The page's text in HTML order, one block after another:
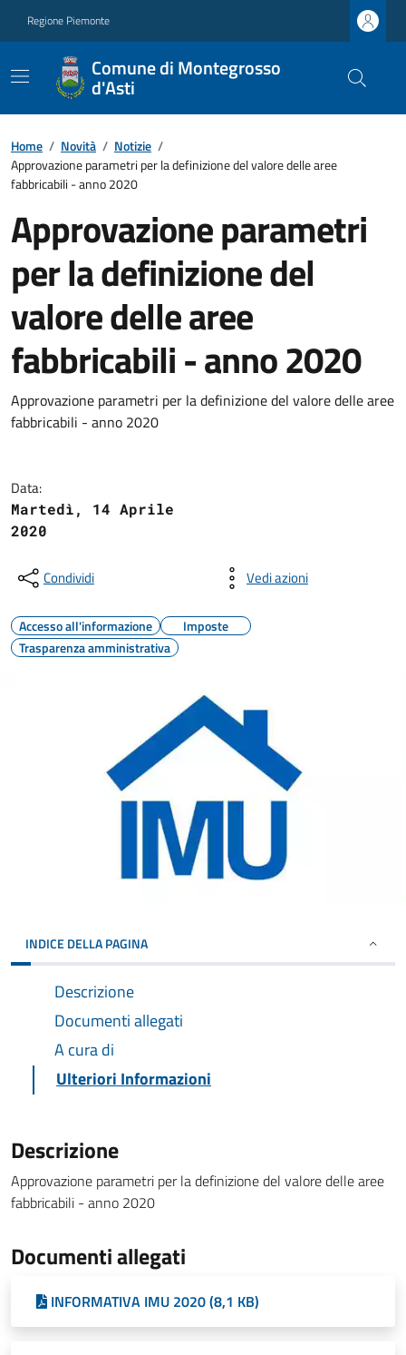
Regione Piemonte
Comune di Montegrosso
d'Asti
Home / Novità / Notizie /
Approvazione parametri per la definizione del valore delle aree
fabbricabili - anno 2020
Approvazione parametri
per la definizione del
valore delle aree
fabbricabili - anno 2020
Approvazione parametri per la definizione del valore delle aree
fabbricabili - anno 2020
Data:
Martedì, 14 Aprile
2020
Condividi Vedi azioni
Accesso all'informazione
Imposte
Trasparenza amministrativa
INDICE DELLA PAGINA
Descrizione
Documenti allegati
A cura di
Ulteriori Informazioni
Descrizione
Approvazione parametri per la definizione del valore delle aree
fabbricabili - anno 2020
Documenti allegati
INFORMATIVA IMU 2020 (8,1 KB)